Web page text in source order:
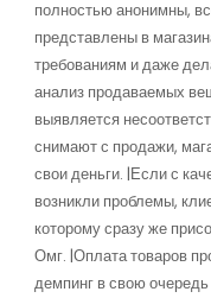
полностью анонимны,
представлены в
требованиям и даже
анализ продаваемых
выявляется
снимают с продажи,
свои деньги. |Если с
возникли проблемы,
которому сразу же
Омг. |Оплата товаров
демпинг в свою очередь